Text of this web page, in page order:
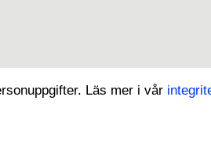
Läs mer i vår